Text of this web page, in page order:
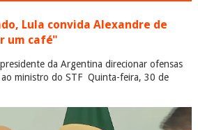
Lula convida Alexandre de
um café"
da Argentina direcionar ofensas
ministro do STF Quinta-feira, 30 de